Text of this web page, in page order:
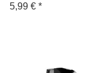
5,99 € *